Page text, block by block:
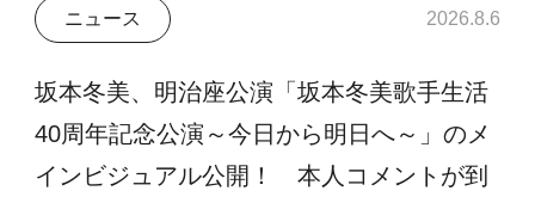
ニュース 2026.8.6
坂本冬美、明治座公演「坂本冬美歌手生活
40周年記念公演～今日から明日へ～」のメ
インビジュアル公開！ 本人コメントが到